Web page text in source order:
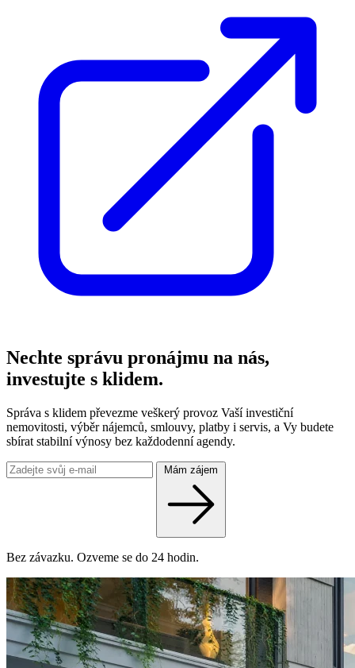
Nechte správu pronájmu na nás,
investujte s klidem.
Správa s klidem převezme veškerý provoz Vaší investiční
nemovitosti, výběr nájemců, smlouvy, platby i servis, a Vy budete
sbírat stabilní výnosy bez každodenní agendy.
Mám zájem
Bez závazku. Ozveme se do 24 hodin.